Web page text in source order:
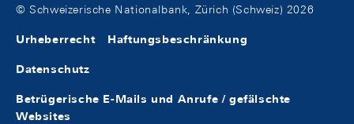
© Schweizerische Nationalbank, Zürich (Schweiz) 2026
Urheberrecht Haftungsbeschränkung
Datenschutz
Betrügerische E-Mails und Anrufe / gefälschte
Websites